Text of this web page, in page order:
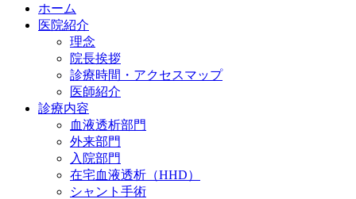
ホーム
医院紹介
理念
院長挨拶
診療時間・アクセスマップ
医師紹介
診療内容
血液透析部門
外来部門
入院部門
在宅血液透析（HHD）
シャント手術